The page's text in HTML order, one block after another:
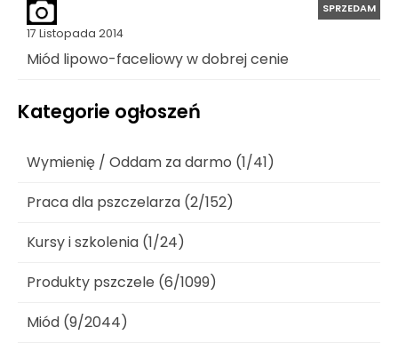
17 Listopada 2014
SPRZEDAM
Miód lipowo-faceliowy w dobrej cenie
Kategorie ogłoszeń
Wymienię / Oddam za darmo (1/41)
Praca dla pszczelarza (2/152)
Kursy i szkolenia (1/24)
Produkty pszczele (6/1099)
Miód (9/2044)